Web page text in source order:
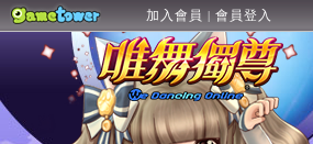
加入會員 | 會員登入